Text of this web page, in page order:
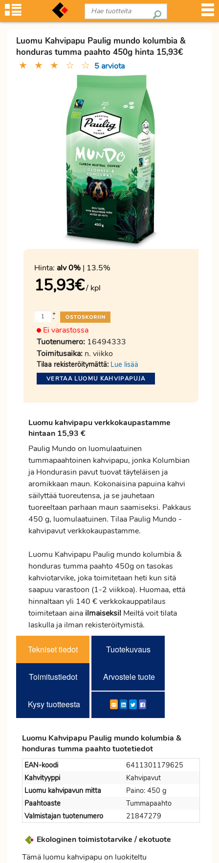
Luomu Kahvipapu Paulig mundo kolumbia &
honduras tumma paahto 450g hinta 15,93€
★ ★ ★ ☆ ☆ 5 arviota
Hinta: alv 0% | 13.5%
15,93€/ kpl
-
+
Ei varastossa
Tuotenumero: 16494333
Toimitusaika: n. viikko
Tilaa rekisteröitymättä: Lue lisää
VERTAA LUOMU KAHVIPAPUJA
Luomu kahvipapu verkkokaupastamme
hintaan 15,93 €
Paulig Mundo on luomulaatuinen
tummapaahtoinen kahvipapu, jonka Kolumbian
ja Hondurasin pavut tuovat täyteläisen ja
aromikkaan maun. Kokonaisina papuina kahvi
säilyttää tuoreutensa, ja se jauhetaan
tuoreeltaan parhaan maun saamiseksi. Pakkaus
450 g, luomulaatuinen. Tilaa Paulig Mundo -
kahvipavut verkkokaupastamme.
Luomu Kahvipapu Paulig mundo kolumbia &
honduras tumma paahto 450g on tasokas
kahviotarvike, joka toimitetaan heti kun sitä
saapuu varastoon (1-2 viikkoa). Huomaa, että
hinnaltaan yli 140 € verkkokauppatilaus
toimitetaan aina ilmaiseksi! Meiltä voit tilata
laskulla ja ilman rekisteröitymistä.
Tekniset tiedot Tuotekuvaus
Toimitustiedot Arvostele tuote
Kysy tuotteesta
Luomu Kahvipapu Paulig mundo kolumbia &
honduras tumma paahto tuotetiedot
EAN-koodi
6411301179625
Kahvityyppi
Kahvipavut
Luomu kahvipavun mitta
Paino: 450 g
Paahtoaste
Tummapaahto
Valmistajan tuotenumero
21847279
Ekologinen toimistotarvike / ekotuote
Tämä luomu kahvipapu on luokiteltu